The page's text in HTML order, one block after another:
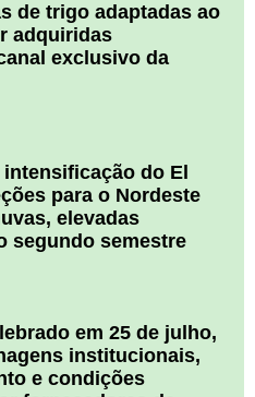
de trigo adaptadas ao
adquiridas
exclusivo da
do El
para o Nordeste
elevadas
segundo semestre
em 25 de julho,
institucionais,
e condições